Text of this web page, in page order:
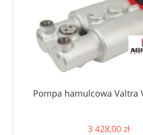
Pompa hamulcowa Valtra
3 428,00 zł